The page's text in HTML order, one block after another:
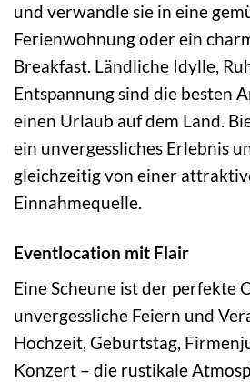
und verwandle sie in eine
Ferienwohnung oder ein
Breakfast. Ländliche Idylle,
Entspannung sind die besten
einen Urlaub auf dem Land.
ein unvergessliches Erlebnis
gleichzeitig von einer
Einnahmequelle.
Eventlocation mit Flair
Eine Scheune ist der perfekte
unvergessliche Feiern und
Hochzeit, Geburtstag,
Konzert – die rustikale